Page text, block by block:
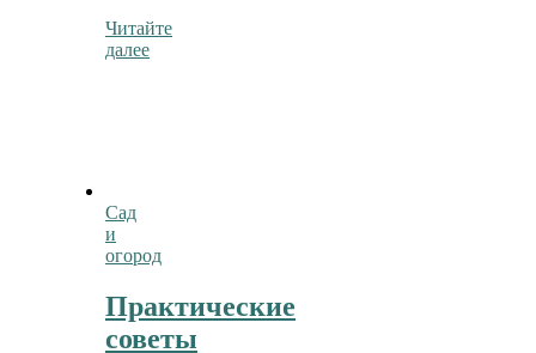
Читайте
далее
Сад
и
огород
Практические
советы